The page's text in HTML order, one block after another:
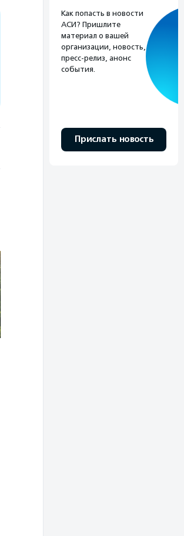
Как попасть в новости
АСИ? Пришлите
материал о вашей
организации, новость,
пресс-релиз, анонс
события.
Прислать новость